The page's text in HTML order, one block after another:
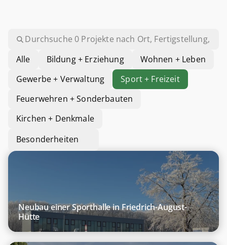
Alle Bildung + Erziehung
Wohnen + Leben
Gewerbe + Verwaltung
Sport + Freizeit
Feuerwehren + Sonderbauten
Kirchen + Denkmale
Besonderheiten
Solar-
Luftabsorber
Solarthermie
Photovoltaik
Neubau einer Sporthalle in Friedrich-August-
Hütte